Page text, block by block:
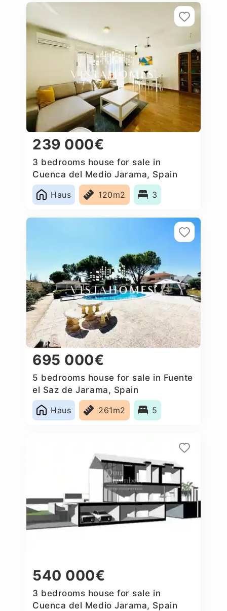
239 000€
3 bedrooms house for sale in
Cuenca del Medio Jarama, Spain
Haus
120m2 3
695 000€
5 bedrooms house for sale in Fuente
el Saz de Jarama, Spain
Haus
261m2 5
540 000€
3 bedrooms house for sale in
Cuenca del Medio Jarama, Spain